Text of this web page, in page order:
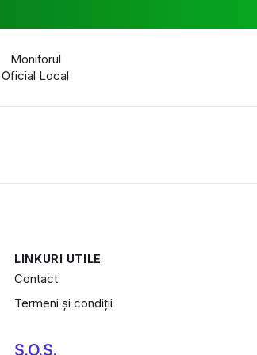
Monitorul
Oficial Local
LINKURI UTILE
Contact
Termeni și condiții
S.O.S.